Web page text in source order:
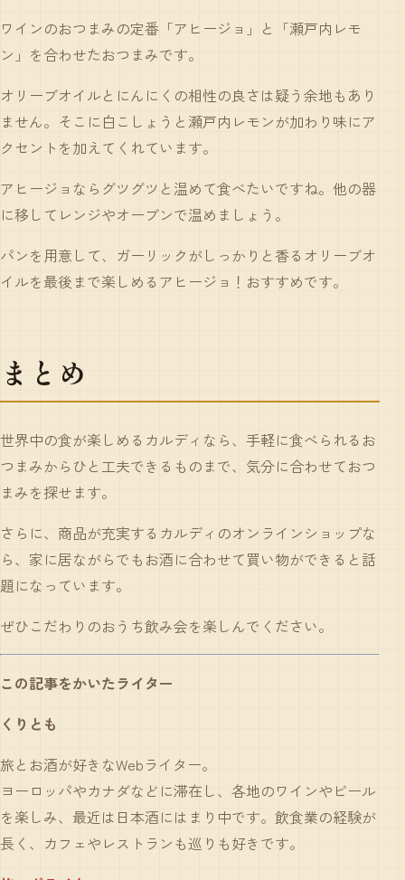
ワインのおつまみの定番「アヒージョ」と「瀬戸内レモ
ン」を合わせたおつまみです。
オリーブオイルとにんにくの相性の良さは疑う余地もあり
ません。そこに白こしょうと瀬戸内レモンが加わり味にア
クセントを加えてくれています。
アヒージョならグツグツと温めて食べたいですね。他の器
に移してレンジやオーブンで温めましょう。
パンを用意して、ガーリックがしっかりと香るオリーブオ
イルを最後まで楽しめるアヒージョ！おすすめです。
まとめ
世界中の食が楽しめるカルディなら、手軽に食べられるお
つまみからひと工夫できるものまで、気分に合わせておつ
まみを探せます。
さらに、商品が充実するカルディのオンラインショップな
ら、家に居ながらでもお酒に合わせて買い物ができると話
題になっています。
ぜひこだわりのおうち飲み会を楽しんでください。
この記事をかいたライター
くりとも
旅とお酒が好きなWebライター。
ヨーロッパやカナダなどに滞在し、各地のワインやビール
を楽しみ、最近は日本酒にはまり中です。飲食業の経験が
長く、カフェやレストランも巡りも好きです。